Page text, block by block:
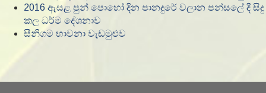
2016 ඇසළ පුන් පොහෝ දින පානදුරේ වලාන පන්සලේ දී සිදු
කල ධර්ම දේශනාව
සීනිගම භාවනා වැඩමුළුව